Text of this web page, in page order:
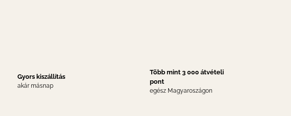
Gyors kiszállítás
akár másnap
Több mint 3 000 átvételi
pont
egész Magyaroszágon